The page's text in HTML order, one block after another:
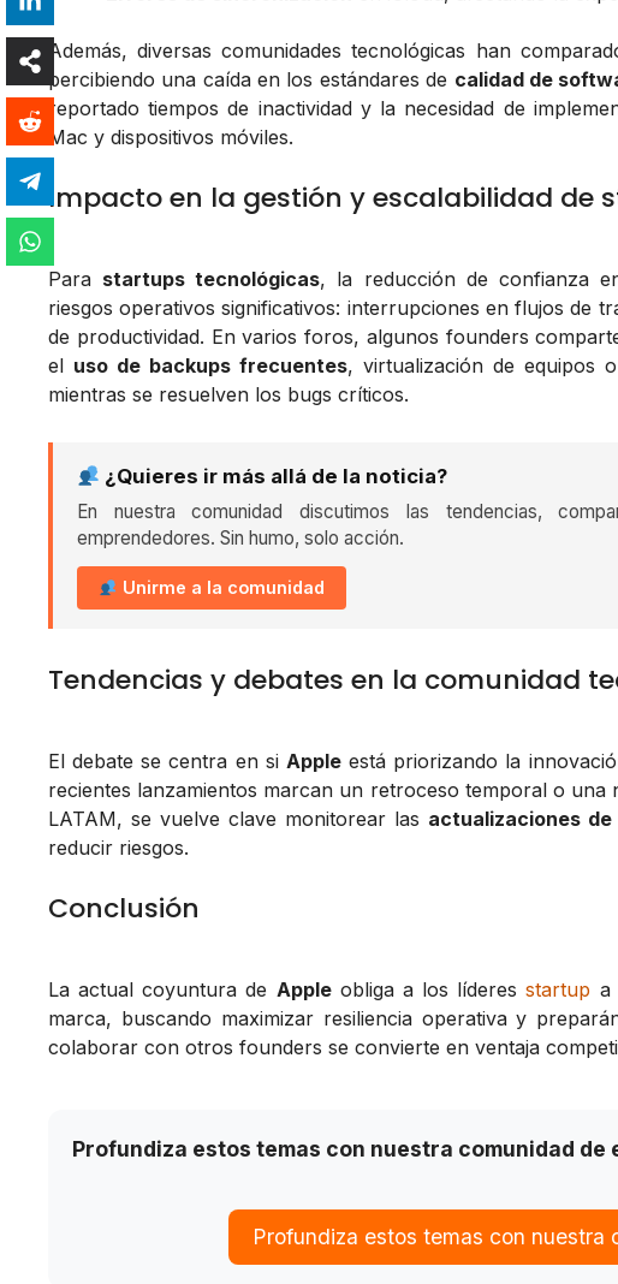
Además, diversas comunidades tecnológicas han
percibiendo una caída en los estándares de calidad de
reportado tiempos de inactividad y la necesidad de
Mac y dispositivos móviles.
Impacto en la gestión y escalabilidad de
Para startups tecnológicas, la reducción de confianza
riesgos operativos significativos: interrupciones en flujos de
de productividad. En varios foros, algunos founders
el uso de backups frecuentes, virtualización de equipos
mientras se resuelven los bugs críticos.
¿Quieres ir más allá de la noticia?
En nuestra comunidad discutimos las tendencias,
emprendedores. Sin humo, solo acción.
Unirme a la comunidad
Tendencias y debates en la comunidad
El debate se centra en si Appleestá priorizando la
recientes lanzamientos marcan un retroceso temporal o una
LATAM, se vuelve clave monitorear las actualizaciones
reducir riesgos.
Conclusión
La actual coyuntura de Appleobliga a los líderesstartup a
marca, buscando maximizar resiliencia operativa y
colaborar con otros founders se convierte en ventaja
Profundiza estos temas con nuestra comunidad
Profundiza estos temas con